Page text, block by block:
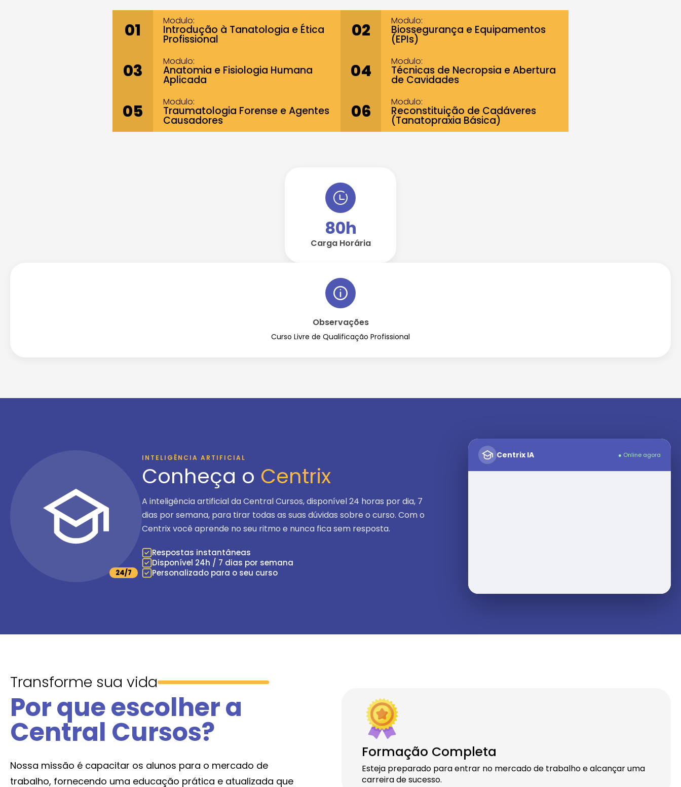
01 Modulo:
Introdução à Tanatologia e Ética
Profissional 02 Modulo:
Biossegurança e Equipamentos
(EPIs)
03 Modulo:
Anatomia e Fisiologia Humana
Aplicada 04 Modulo:
Técnicas de Necropsia e Abertura
de Cavidades
05 Modulo:
Traumatologia Forense e Agentes
Causadores 06 Modulo:
Reconstituição de Cadáveres
(Tanatopraxia Básica)
80h
Carga Horária
Observações
Curso Livre de Qualificação Profissional
24/7
INTELIGÊNCIA ARTIFICIAL
Conheça o Centrix
A inteligência artificial da Central Cursos, disponível24 horas por dia, 7
dias por semana, para tirar todas as suas dúvidas sobre o curso. Com o
Centrix você aprende no seu ritmo e nunca fica sem resposta.
Respostas instantâneas
Disponível 24h / 7 dias por semana
Personalizado para o seu curso
Centrix IA ● Online agora
Transforme sua vida
Por que escolher a
Central Cursos?
Nossa missão é capacitar os alunos para o mercado de
trabalho, fornecendo uma educação prática e atualizada que
Formação Completa
Esteja preparado para entrar no mercado de trabalho e alcançar uma
carreira de sucesso.